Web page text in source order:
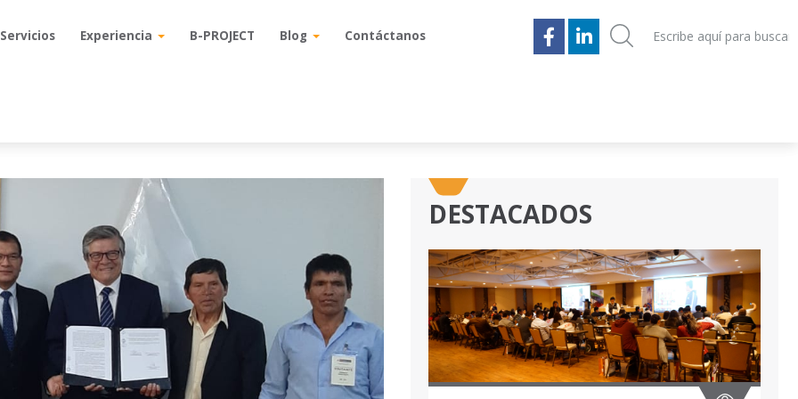
Servicios Experiencia B-PROJECT Blog Contáctanos
Servicios Experiencia B-PROJECT Blog Contáctanos
DESTACADOS